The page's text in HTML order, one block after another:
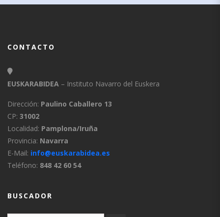
CONTACTO
EUSKARABIDEA – Instituto Navarro del Euskera
Dirección: Paulino Caballero 13
CP: 31002
Localidad: Pamplona/Iruña
Provincia: Navarra
E-Mail: info@euskarabidea.es
Teléfono: 848 42 60 54
BUSCADOR